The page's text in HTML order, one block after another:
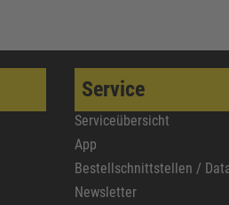
Service
Serviceübersicht
App
Bestellschnittstellen /
Newsletter